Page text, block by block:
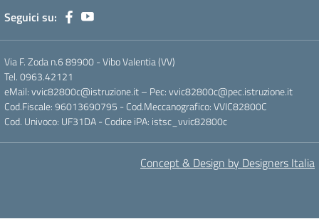
Seguici su:
Via F. Zoda n.6 89900 - Vibo Valentia (VV)
Tel. 0963.42121
eMail: vvic82800c@istruzione.it – Pec: vvic82800c@pec.istruzione.it
Cod.Fiscale: 96013690795 - Cod.Meccanografico: VVIC82800C
Cod. Univoco: UF31DA - Codice iPA: istsc_vvic82800c
Concept & Design by Designers Italia